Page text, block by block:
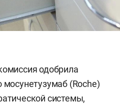
одобрила
(Roche)
системы,